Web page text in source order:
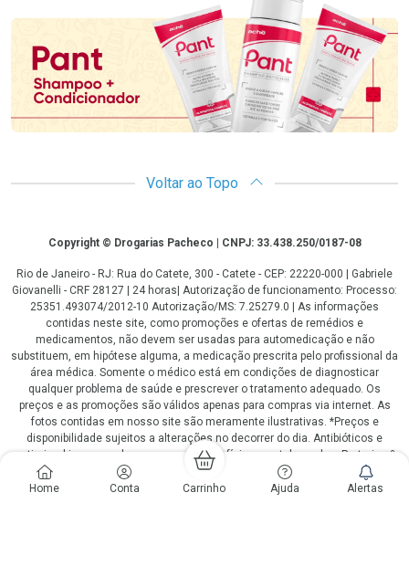
Home Conta Carrinho Ajuda Alertas
Voltar ao Topo
CopyrightCopyright © Drogarias Pacheco | CNPJ: 33.438.250/0187-08
Rio de Janeiro - RJ: Rua do Catete, 300 - Catete - CEP: 22220-000 | Gabriele
Giovanelli - CRF 28127 | 24 horas| Autorização de funcionamento: Processo:
25351.493074/2012-10 Autorização/MS: 7.25279.0 | As informações
contidas neste site, como promoções e ofertas de remédios e
medicamentos, não devem ser usadas para automedicação e não
substituem, em hipótese alguma, a medicação prescrita pelo profissional da
área médica. Somente o médico está em condições de diagnosticar
qualquer problema de saúde e prescrever o tratamento adequado. Os
preços e as promoções são válidos apenas para compras via internet. As
fotos contidas em nosso site são meramente ilustrativas. *Preços e
disponibilidade sujeitos a alterações no decorrer do dia. Antibióticos e
antimicrobianos vendas apenas em lojas físicas ou televendas. Portaria nº
344 - 01/02/1999 - Ministério da Saúde. Horário de funcionamento Central
de Vendas e Atendimento ao Cliente 4020 4404 ou 0800 282 10 10 de